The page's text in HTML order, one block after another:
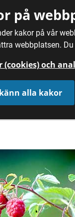
på
kakor på vår
webbplatsen.
(cookies) och
alla kakor
/ Hallon